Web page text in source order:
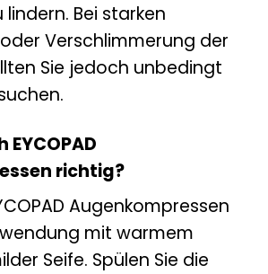
lindern. Bei starken
Verschlimmerung der
Sie jedoch unbedingt
richtig?
Augenkompressen
mit warmem
Seife. Spülen Sie die